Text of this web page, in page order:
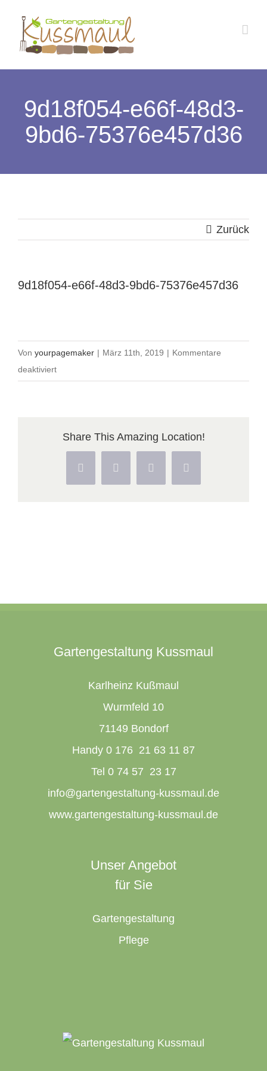
Inhalt
springen
9d18f054-e66f-48d3-
9bd6-75376e457d36
Zurück
9d18f054-e66f-48d3-9bd6-75376e457d36
Von yourpagemaker | März 11th, 2019 | Kommentare
deaktiviertfür
9bd6-
75376e457d36
Share This Amazing Location!
Facebook
X PinterestVk
Gartengestaltung Kussmaul
Karlheinz Kußmaul
Wurmfeld 10
71149 Bondorf
Handy 0 176 21 63 11 87
Tel 0 74 57 23 17
info@gartengestaltung-kussmaul.de
www.gartengestaltung-kussmaul.de
Unser Angebot
für Sie
Gartengestaltung
Pflege